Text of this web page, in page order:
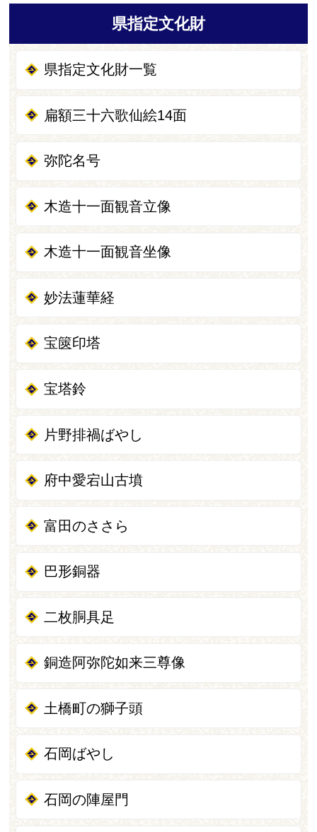
県指定文化財
県指定文化財一覧
扁額三十六歌仙絵14面
弥陀名号
木造十一面観音立像
木造十一面観音坐像
妙法蓮華経
宝篋印塔
宝塔鈴
片野排禍ばやし
府中愛宕山古墳
富田のささら
巴形銅器
二枚胴具足
銅造阿弥陀如来三尊像
土橋町の獅子頭
石岡ばやし
石岡の陣屋門